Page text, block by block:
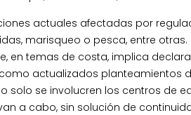
actuales afectadas por
marisqueo o pesca, entre otras.
en temas de costa, implica
actualizados planteamientos
solo se involucren los centros de
a cabo, sin solución de